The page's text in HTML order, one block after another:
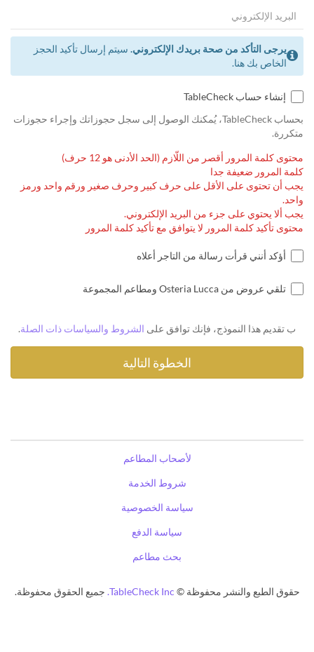
يرجى التأكد من صحة بريدك الإلكتروني. سيتم إرسال تأكيد الحجز
الخاص بك هنا.
إنشاء حساب TableCheck
بحساب TableCheck، يُمكنك الوصول إلى سجل حجوزاتك وإجراء حجوزات
متكررة.
محتوى كلمة المرور أقصر من اللّازم (الحد الأدنى هو 12 حرف)
كلمة المرور ضعيفة جدا
يجب أن تحتوى على الأقل على حرف كبير وحرف صغير ورقم واحد ورمز
واحد.
يجب ألا يحتوي على جزء من البريد الإلكتروني.
محتوى تأكيد كلمة المرور لا يتوافق مع تأكيد كلمة المرور
أؤكد أنني قرأت رسالة من التاجر أعلاه
تلقي عروض من Osteria Lucca ومطاعم المجموعة
ب تقديم هذا النموذج، فإنك توافق على الشروط والسياسات ذات الصلة.
لأصحاب المطاعم
شروط الخدمة
سياسة الخصوصية
سياسة الدفع
بحث مطاعم
حقوق الطبع والنشر محفوظة © TableCheck Inc. جميع الحقوق محفوظة.